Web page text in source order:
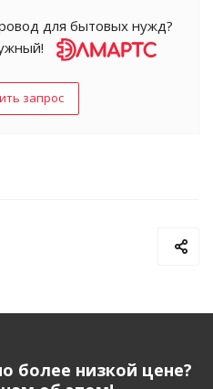
для бытовых нужд?
запрос
более низкой цене?